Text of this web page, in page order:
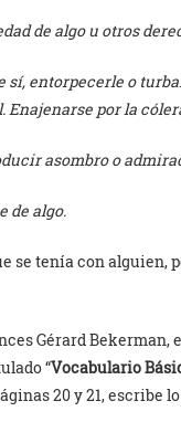
de algo u otros
sí, entorpecerle o
Enajenarse por la
asombro o
de algo.
se tenía con
Gérard Bekerman,
“Vocabulario
20 y 21, escribe